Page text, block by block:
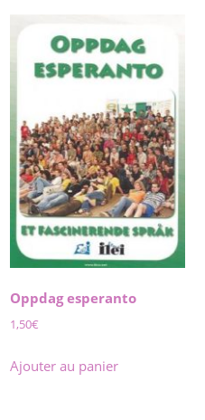
Oppdag esperanto
1,50€
Ajouter au panier